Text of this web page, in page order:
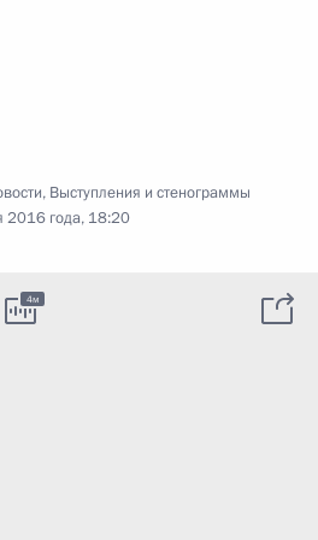
, Выступления и стенограммы
2016 года, 18:20
4м